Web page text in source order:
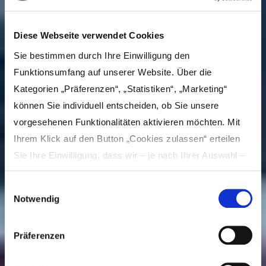
Diese Webseite verwendet Cookies
Sie bestimmen durch Ihre Einwilligung den
Funktionsumfang auf unserer Website. Über die
Kategorien „Präferenzen“, „Statistiken“, „Marketing“
können Sie individuell entscheiden, ob Sie unsere
vorgesehenen Funktionalitäten aktivieren möchten. Mit
Ihrem Klick auf den Button „Cookies zulassen“ erteilen
Sie Ihre Einwilligung, dass wir – je nach Ihrer Auswahl –
soziale Medien anbieten und Ihre Zugriffe auf unsere
Website analysieren und dabei Cookies verwenden
zu Ihrer Verwendung unserer Website an unsere Partner
Einwilligungsauswahl
Notwendig
Präferenzen